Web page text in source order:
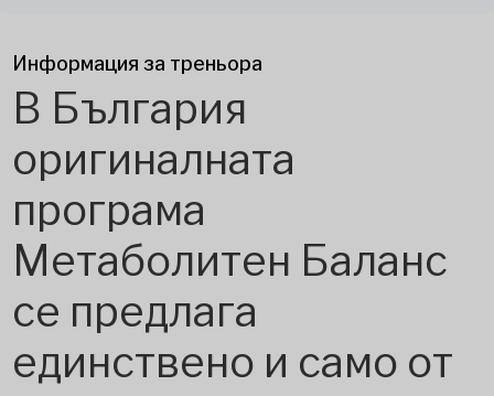
Информация за треньора
В България
оригиналната
програма
Метаболитен Баланс
се предлага
единствено и само от